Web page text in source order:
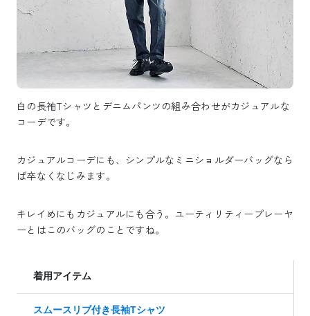
白の長袖Tシャツとデニムパンツの組み合わせがカジュアルな
コーデです。
カジュアルコーデにも、シンプルなミニショルダーバッグなら
ば卒なくなじみます。
キレイめにもカジュアルにも合う。ユーティリティープレーヤ
ーとはこのバッグのことですね。
着用アイテム
スムースリブ付き長袖Tシャツ